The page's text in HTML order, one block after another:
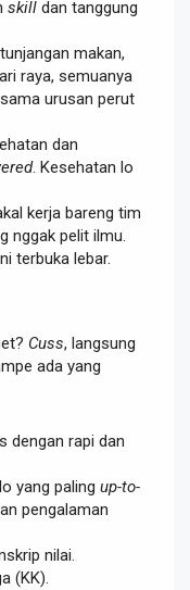
skill dan tanggung
makan,
raya, semuanya
urusan perut
dan
. Kesehatan lo
kerja bareng tim
nggak pelit ilmu.
terbuka lebar.
Cuss, langsung
ada yang
dengan rapi dan
yang paling up-to-
pengalaman
nilai.
(KK).